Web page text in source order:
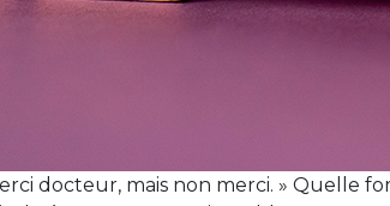
docteur, mais non merci. » Quelle